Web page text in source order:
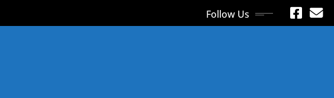
Follow Us